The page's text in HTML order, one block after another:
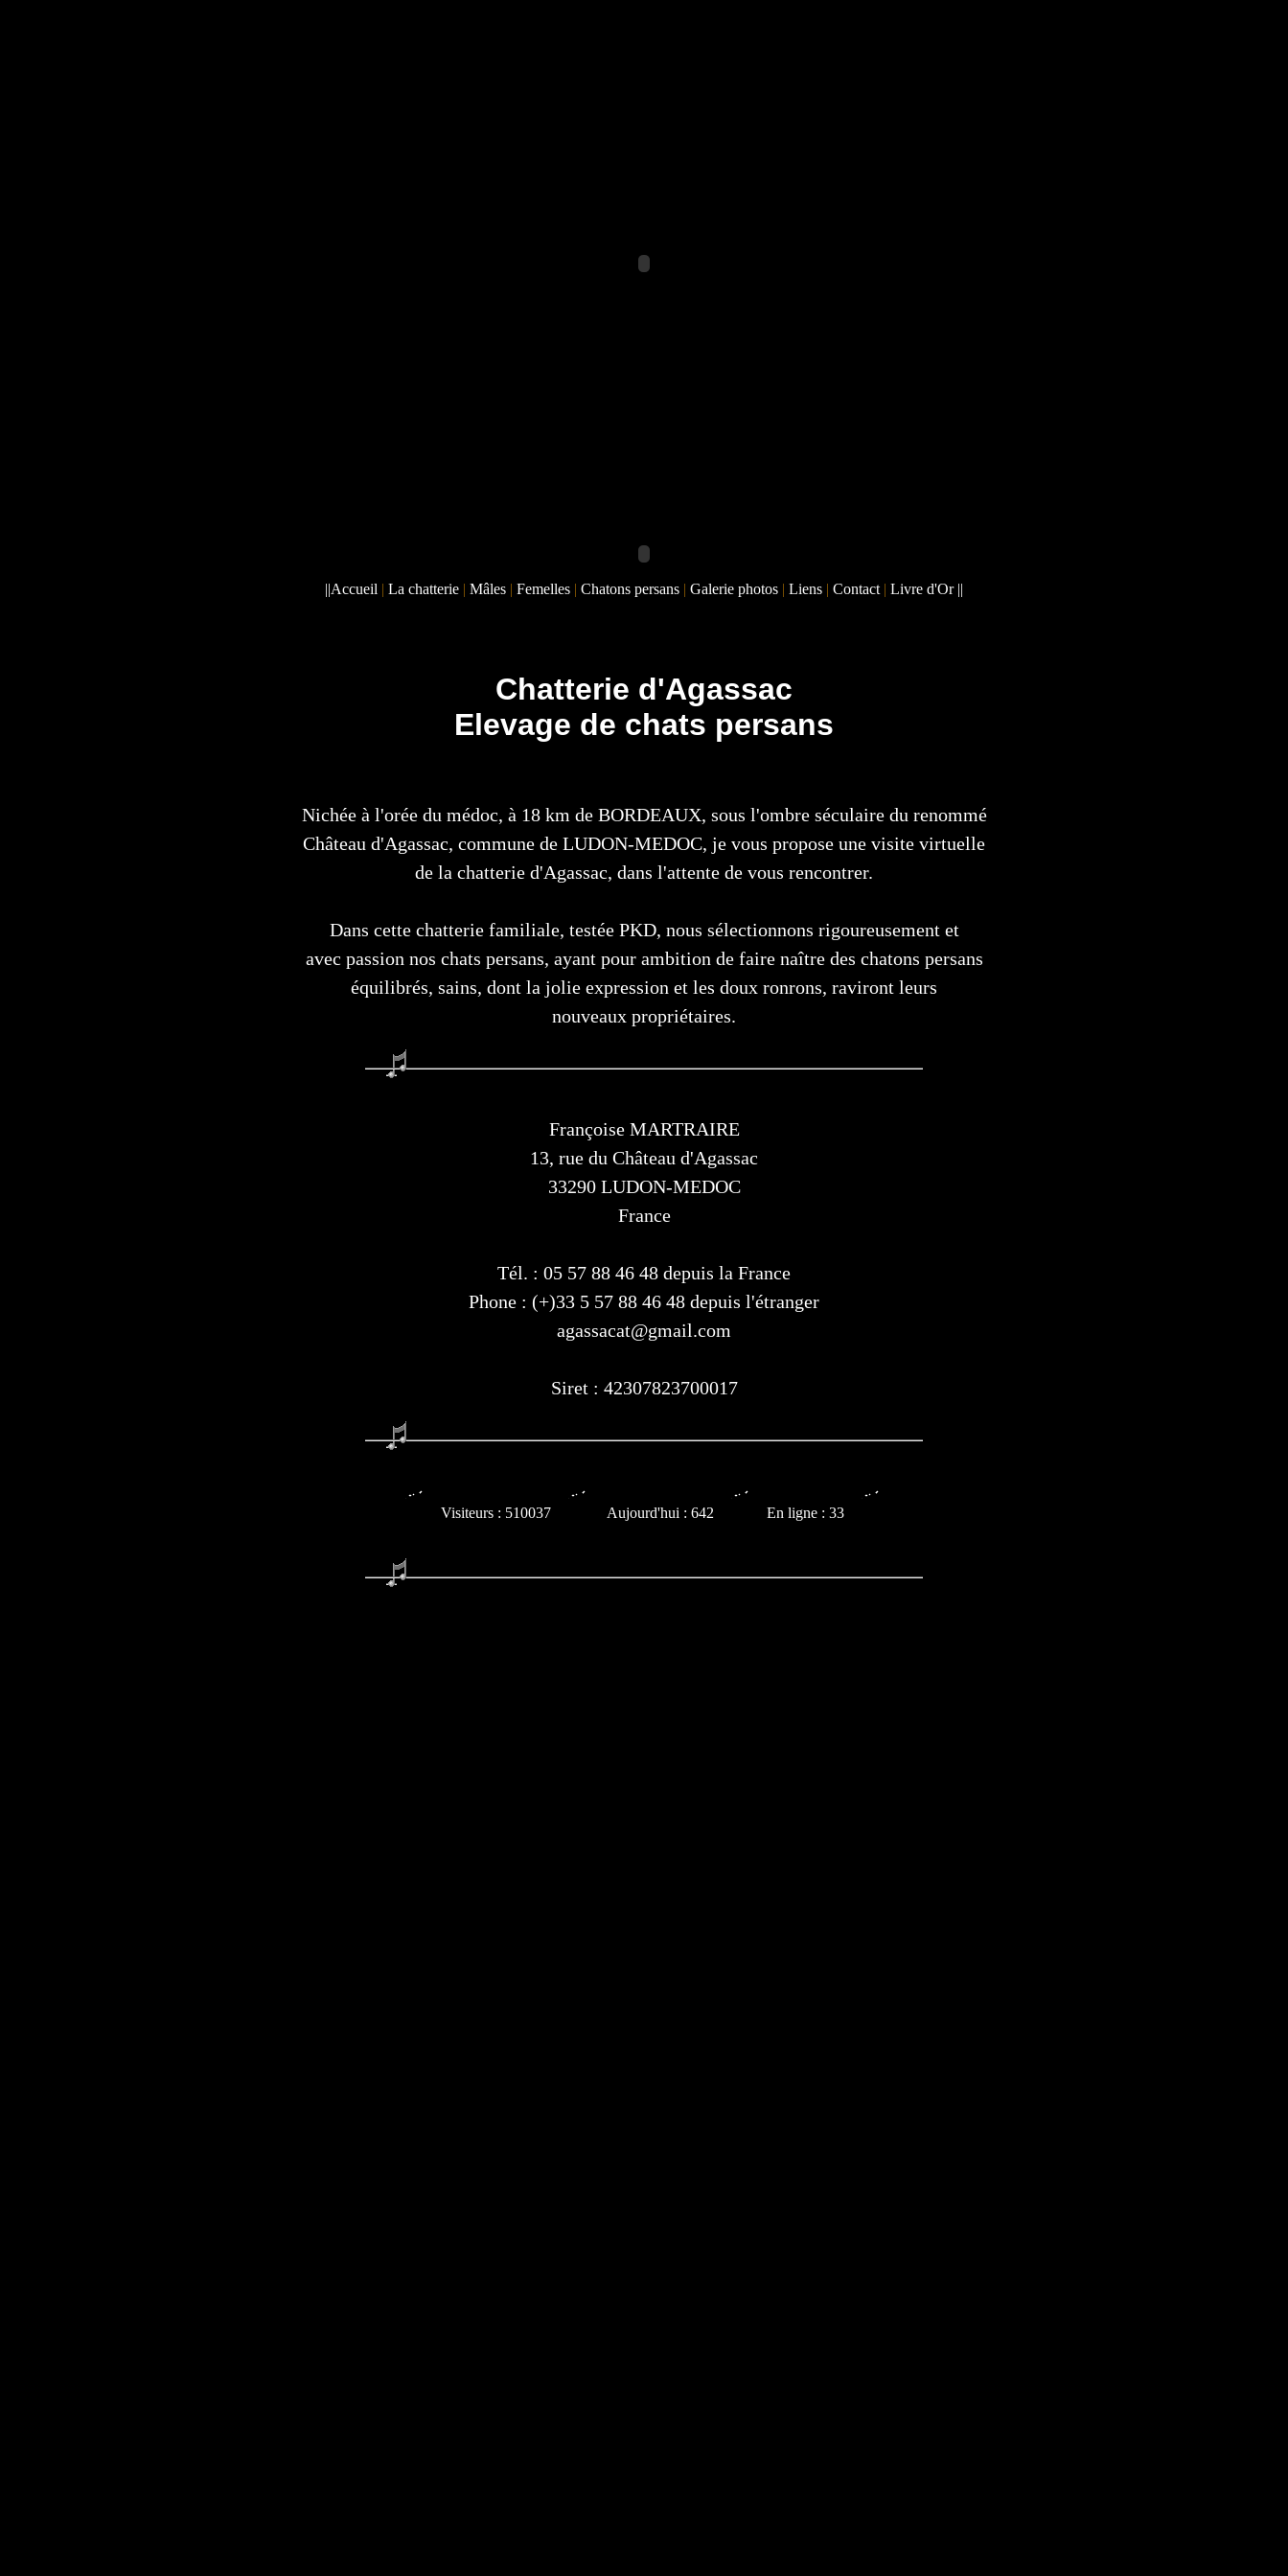
||Accueil | La chatterie | Mâles | Femelles | Chatons persans | Galerie photos | Liens | Contact | Livre d'Or ||
Chatterie d'Agassac
Elevage de chats persans
Nichée à l'orée du médoc, à 18 km de BORDEAUX, sous l'ombre séculaire du renommé
Château d'Agassac, commune de LUDON-MEDOC, je vous propose une visite virtuelle
de la chatterie d'Agassac, dans l'attente de vous rencontrer.
Dans cette chatterie familiale, testée PKD, nous sélectionnons rigoureusement et
avec passion nos chats persans, ayant pour ambition de faire naître des chatons persans
équilibrés, sains, dont la jolie expression et les doux ronrons, raviront leurs
nouveaux propriétaires.
Françoise MARTRAIRE
13, rue du Château d'Agassac
33290 LUDON-MEDOC
France
Tél. : 05 57 88 46 48 depuis la France
Phone : (+)33 5 57 88 46 48 depuis l'étranger
agassacat@gmail.com
Siret : 42307823700017
Visiteurs : 510037 Aujourd'hui : 642 En ligne : 33